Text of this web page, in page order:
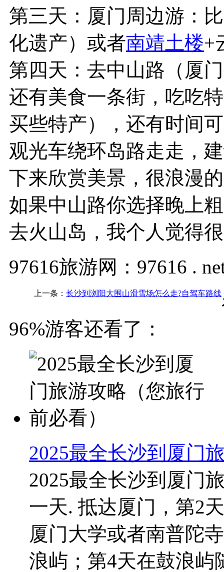
第三天： 厦门周边游：
化遗产）或者南靖土楼+
第四天：去中山路（ 厦门
还有美食一条街，吃吃
买些特产），还有时间
观光车绕环岛路走走，
下来欣赏美景，很浪漫
如果中山路你选择晚上
去火山岛，我个人觉得
97616旅游网：97616 .
上一条： 长沙到浏阳大围山滑雪场怎么走?自驾车路线
96%游客还看了：
2025最全长沙到厦门
2025最全长沙到厦门
一天. 抵达厦门，第2
厦门大学或者南普陀
浪屿；第4天在鼓浪屿